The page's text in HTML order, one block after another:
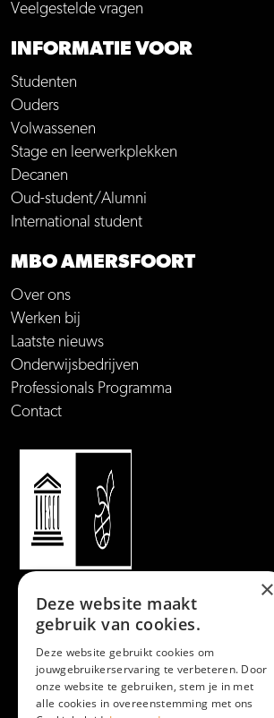
Veelgestelde vragen
INFORMATIE VOOR
Studenten
Ouders
Volwassenen
Stage en leerwerkplekken
Decanen
Oud-student/Alumni
International student
MBO AMERSFOORT
Over ons
Werken bij
Laatste nieuws
Onderwijsbedrijven
Professionals Programma
Contact
×
Deze website maakt
gebruik van cookies.
Deze website gebruikt cookies om
jouwgebruikerservaring te verbeteren. Door
onze website te gebruiken, stem je in met
alle cookies in overeenstemming met ons